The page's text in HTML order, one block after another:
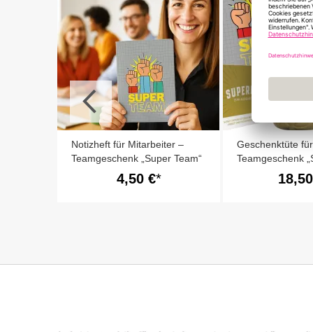
Notizheft für Mitarbeiter –
Teamgeschenk „Super Team“
4,50 €
Geschenktüte
Teamgeschenk